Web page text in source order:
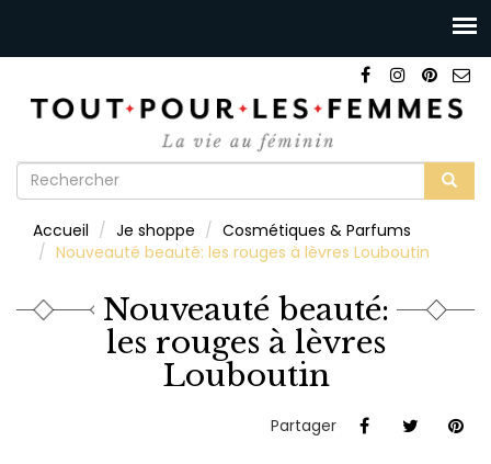
Formulaire
recherche
Accueil Je shoppe
Cosmétiques & Parfums
Nouveauté beauté: les rouges à lèvres Louboutin
Nouveauté beauté:
les rouges à lèvres
Louboutin
Partager